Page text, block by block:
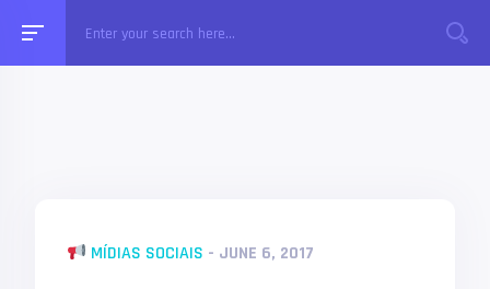
MÍDIAS SOCIAIS - JUNE 6, 2017